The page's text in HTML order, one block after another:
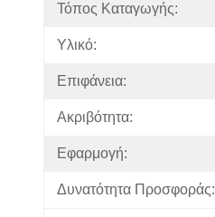
Τόπος Καταγωγής:
Υλικό:
Επιφάνεια:
Ακριβότητα:
Εφαρμογή:
Δυνατότητα Προσφοράς: